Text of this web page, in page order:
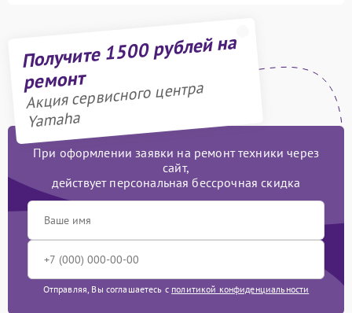
Получите 1500 рублей на
ремонт
Акция сервисного центра
Yamaha
При оформлении заявки на ремонт техники через
сайт,
действует персональная бессрочная скидка
Отправляя, Вы соглашаетесь с политикой конфиденциальности